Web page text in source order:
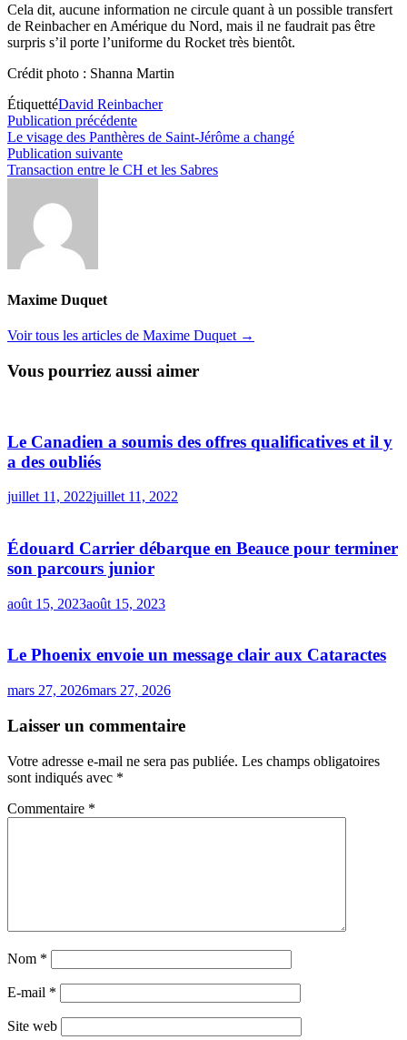
Cela dit, aucune information ne circule quant à un possible transfert
de Reinbacher en Amérique du Nord, mais il ne faudrait pas être
surpris s’il porte l’uniforme du Rocket très bientôt.
Crédit photo : Shanna Martin
ÉtiquettéDavid Reinbacher
Navigation
de
l’article
Publication précédentePublication
précédente :
Le visage des Panthères de Saint-Jérôme a changé
Publication suivantePublication
suivante :
Transaction entre le CH et les Sabres
Maxime Duquet
Voir tous les articles de Maxime Duquet →
Vous pourriez aussi aimer
Le Canadien a soumis des offres qualificatives et il y
a des oubliés
juillet 11, 2022juillet 11, 2022
Édouard Carrier débarque en Beauce pour terminer
son parcours junior
août 15, 2023août 15, 2023
Le Phoenix envoie un message clair aux Cataractes
mars 27, 2026mars 27, 2026
Laisser un commentaire
Votre adresse e-mail ne sera pas publiée. Les champs obligatoires
sont indiqués avec *
Commentaire *
Nom *
E-mail *
Site web